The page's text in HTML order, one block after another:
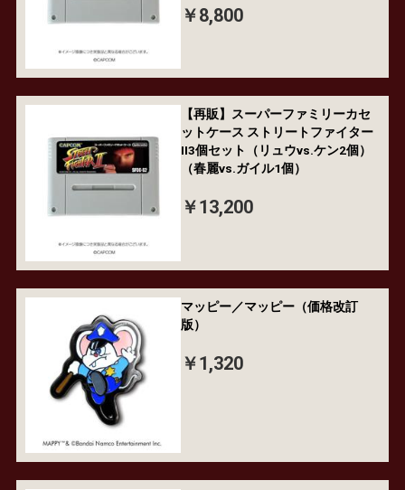
￥8,800
【再販】スーパーファミリーカセ
ットケース ストリートファイター
II3個セット（リュウvs.ケン2個）
（春麗vs.ガイル1個）
￥13,200
マッピー／マッピー（価格改訂
版）
￥1,320